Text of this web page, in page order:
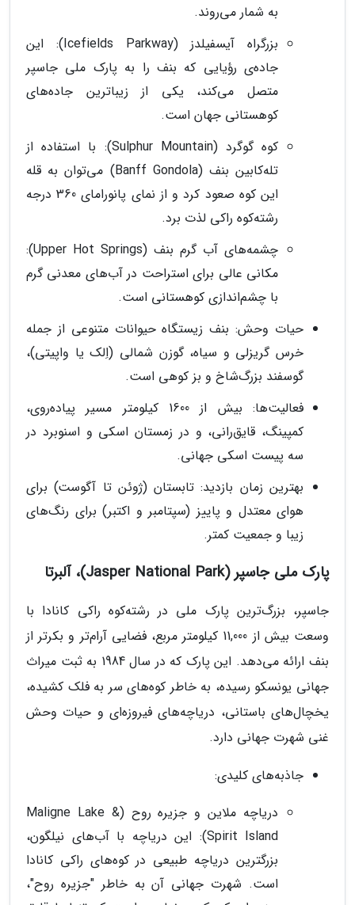
به شمار می‌روند.
بزرگراه آیسفیلدز (Icefields Parkway): این
جاده‌ی رؤیایی که بنف را به پارک ملی جاسپر
متصل می‌کند، یکی از زیباترین جاده‌های
کوهستانی جهان است.
کوه گوگرد (Sulphur Mountain): با استفاده از
تله‌کابین بنف (Banff Gondola) می‌توان به قله
این کوه صعود کرد و از نمای پانورامای 360 درجه
رشته‌کوه راکی لذت برد.
چشمه‌های آب گرم بنف (Upper Hot Springs):
مکانی عالی برای استراحت در آب‌های معدنی گرم
با چشم‌اندازی کوهستانی است.
حیات وحش: بنف زیستگاه حیوانات متنوعی از جمله
خرس گریزلی و سیاه، گوزن شمالی (اِلک یا واپیتی)،
گوسفند بزرگ‌شاخ و بز کوهی است.
فعالیت‌ها: بیش از 1600 کیلومتر مسیر پیاده‌روی،
کمپینگ، قایق‌رانی، و در زمستان اسکی و اسنوبرد در
سه پیست اسکی جهانی.
بهترین زمان بازدید: تابستان (ژوئن تا آگوست) برای
هوای معتدل و پاییز (سپتامبر و اکتبر) برای رنگ‌های
زیبا و جمعیت کمتر.
پارک ملی جاسپر (Jasper National Park)، آلبرتا
جاسپر، بزرگ‌ترین پارک ملی در رشته‌کوه راکی کانادا با
وسعت بیش از 11,000 کیلومتر مربع، فضایی آرام‌تر و بکرتر از
بنف ارائه می‌دهد. این پارک که در سال 1984 به ثبت میراث
جهانی یونسکو رسیده، به خاطر کوه‌های سر به فلک کشیده،
یخچال‌های باستانی، دریاچه‌های فیروزه‌ای و حیات وحش
غنی شهرت جهانی دارد.
جاذبه‌های کلیدی:
دریاچه ملاین و جزیره روح (Maligne Lake &
Spirit Island): این دریاچه با آب‌های نیلگون،
بزرگترین دریاچه طبیعی در کوه‌های راکی کانادا
است. شهرت جهانی آن به خاطر "جزیره روح"،